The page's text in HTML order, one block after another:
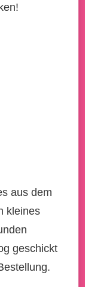
aus dem
kleines
geschickt